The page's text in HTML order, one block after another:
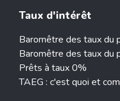
Taux d'intérêt
Baromêtre des taux du
Baromêtre des taux du
Prêts à taux 0%
TAEG : c'est quoi et